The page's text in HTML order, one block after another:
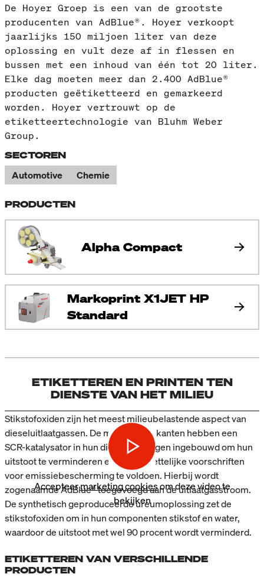
De Hoyer Groep is een van de grootste
producenten van AdBlue®. Hoyer verkoopt
jaarlijks 150 miljoen liter van deze
oplossing en vult deze af in flessen en
bussen met een inhoud van één tot 20 liter.
Elke dag moeten meer dan 2.400 AdBlue®
producten geëtiketteerd en gemarkeerd
worden. Hoyer vertrouwt op de
etiketteertechnologie van Bluhm Weber
Group.
SECTOREN
Automotive
Chemie
PRODUCTEN
Alpha Compact
Markoprint X1JET HP
Standard
ETIKETTEREN EN PRINTEN TEN
DIENSTE VAN HET MILIEU
Accepteermarketing cookiesom deze video te
bekijken
Stikstofoxiden zijn het meest milieubelastende aspect van
dieseluitlaatgassen. De meeste fabrikanten hebben een
SCR-katalysator in hun dieselvoertuigen ingebouwd om hun
uitstoot te verminderen en aan de wettelijke voorschriften
voor emissiebescherming te voldoen. Hierbij wordt
zogenaamde AdBlue® toegevoegd aan de uitlaatgasstroom.
De synthetisch geproduceerde ureumoplossing zet de
stikstofoxiden om in hun componenten stikstof en water,
waardoor de uitstoot met wel 90 procent wordt verminderd.
ETIKETTEREN VAN VERSCHILLENDE
PRODUCTEN